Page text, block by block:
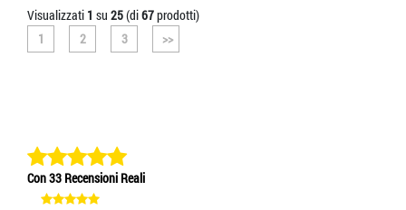
Visualizzati 1 su 25(di67prodotti)
1
2 3 >>
Con 33 Recensioni Reali